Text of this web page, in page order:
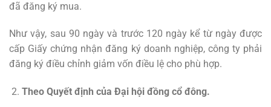
đã đăng ký mua.
Như vậy, sau 90 ngày và trước 120 ngày kể từ ngày được
cấp Giấy chứng nhận đăng ký doanh nghiệp, công ty phải
đăng ký điều chỉnh giảm vốn điều lệ cho phù hợp.
Theo Quyết định của Đại hội đồng cổ đông.